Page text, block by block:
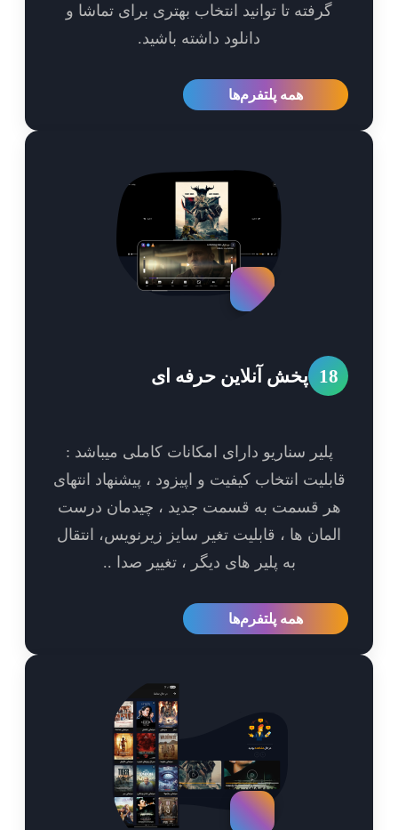
گرفته تا توانید انتخاب بهتری برای تماشا و
دانلود داشته باشید.
همه پلتفرم‌ها
پخش آنلاین حرفه ای
پلیر سناریو دارای امکانات کاملی میباشد :
انتخاب کیفیت و اپیزود ، پیشنهاد انتهای
قسمت به قسمت جدید ، چیدمان درست
ها ، قابلیت تغیر سایز زیرنویس، انتقال
به پلیر های دیگر ، تغییر صدا ..
همه پلتفرم‌ها